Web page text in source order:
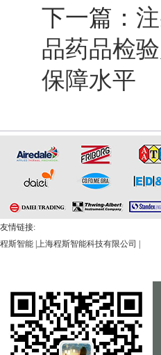
下一篇：
品药品检
保障水平
友情链接:
程斯智能 上海程斯智能科技有限公司